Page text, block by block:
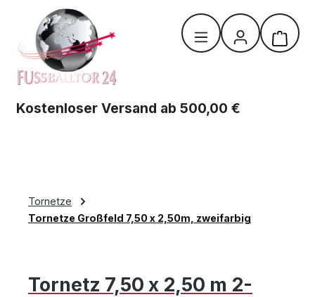
Zum Hauptinhalt springen
Kostenloser Versand ab 500,00 €
Tornetze
Tornetze Großfeld 7,50 x 2,50m, zweifarbig
Tornetz 7,50 x 2,50 m 2-